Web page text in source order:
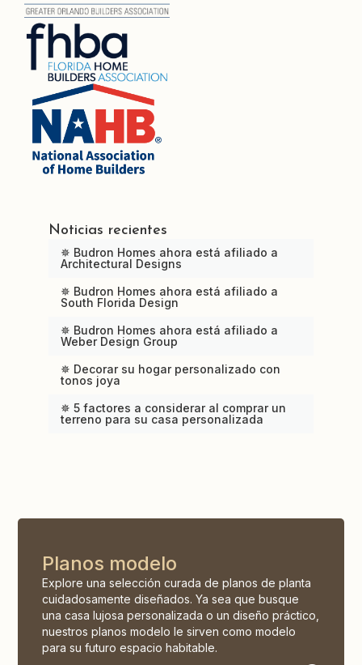
Noticias recientes
✵ Budron Homes ahora está afiliado a
Architectural Designs
✵ Budron Homes ahora está afiliado a
South Florida Design
✵ Budron Homes ahora está afiliado a
Weber Design Group
✵ Decorar su hogar personalizado con
tonos joya
✵ 5 factores a considerar al comprar un
terreno para su casa personalizada
Planos modelo
Explore una selección curada de planos de planta
cuidadosamente diseñados. Ya sea que busque
una casa lujosa personalizada o un diseño práctico,
nuestros planos modelo le sirven como modelo
para su futuro espacio habitable.